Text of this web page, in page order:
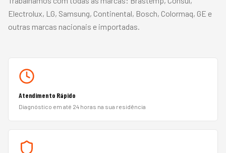
Electrolux, LG, Samsung, Continental, Bosch, Colormaq, GE e
outras marcas nacionais e importadas.
Atendimento Rápido
Diagnóstico em até 24 horas na sua residência